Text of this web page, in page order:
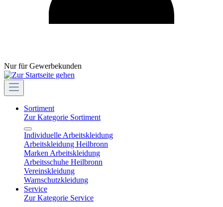
Nur für Gewerbekunden
Sortiment
Zur Kategorie Sortiment
Individuelle Arbeitskleidung
Arbeitskleidung Heilbronn
Marken Arbeitskleidung
Arbeitsschuhe Heilbronn
Vereinskleidung
Warnschutzkleidung
Service
Zur Kategorie Service